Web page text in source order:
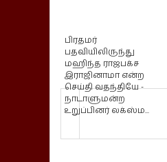
பிரதமர்
பதவியிலிருந்து
மஹிந்த ராஜபக்ச
இராஜினாமா என்ற
செய்தி வதந்தியே -
நாடாளுமன்ற
உறுப்பினர் லக்ஸ்ம...